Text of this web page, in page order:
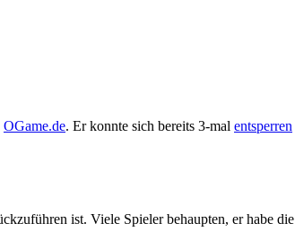
OGame.de. Er konnte sich bereits 3-mal entsperren
ist. Viele Spieler behaupten, er habe die